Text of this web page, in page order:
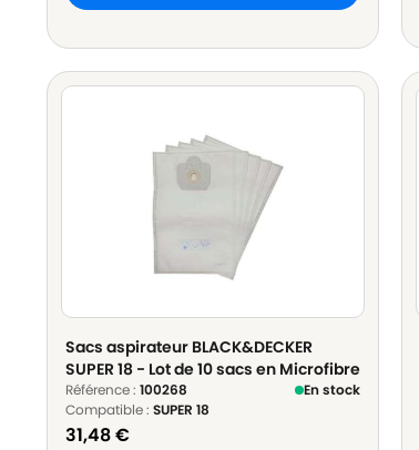
Sacs aspirateur BLACK&DECKER
SUPER 18 - Lot de 10 sacs en Microfibre
Référence : 100268
En stock
Compatible : SUPER 18
31,48€